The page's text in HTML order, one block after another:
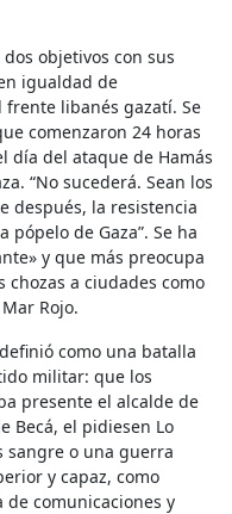
objetivos con sus
igualdad de
frente libanés gazatí. Se
comenzaron 24 horas
día del ataque de Hamás
“No sucederá. Sean los
después, la resistencia
de Gaza”. Se ha
y que más preocupa
a ciudades como
Rojo.
como una batalla
militar: que los
presente el alcalde de
Becá, el pidiesen Lo
sangre o una guerra
y capaz, como
comunicaciones y